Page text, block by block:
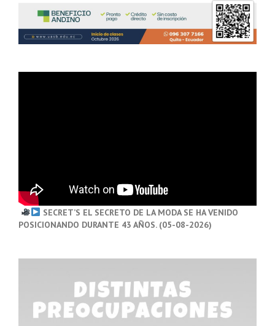
SECRET’S EL SECRETO DE LA MODA SE HA VENIDO
POSICIONANDO DURANTE 43 AÑOS. (05-08-2026)